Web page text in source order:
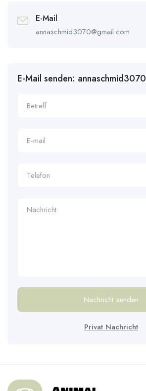
E-Mail
annaschmid3070@gmail.com
E-Mail senden: annaschmid3070
Nachricht senden
Privat Nachricht